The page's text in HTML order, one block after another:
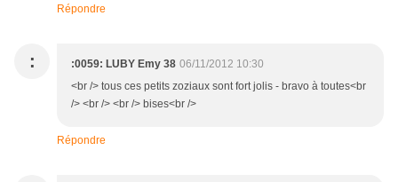
Répondre
: :0059: LUBY Emy 38 06/11/2012 10:30
<br /> tous ces petits zoziaux sont fort jolis - bravo à toutes<br
/> <br /> <br /> bises<br />
Répondre